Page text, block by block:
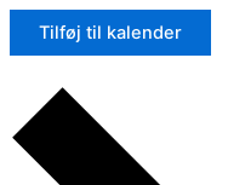
Tilføj til kalender